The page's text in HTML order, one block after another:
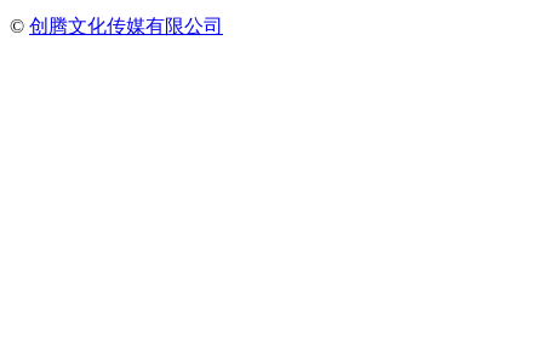
© 创腾文化传媒有限公司